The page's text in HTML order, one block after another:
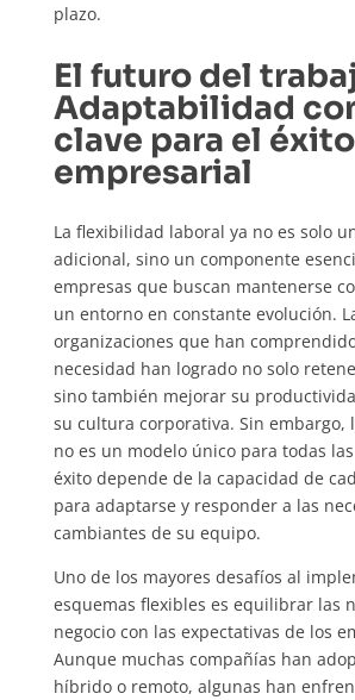
plazo.
El futuro del
Adaptabilidad
clave para el éxito
empresarial
La flexibilidad laboral ya no es solo
adicional, sino un componente
empresas que buscan mantenerse
un entorno en constante evolución.
organizaciones que han
necesidad han logrado no solo
sino también mejorar su
su cultura corporativa. Sin embargo,
no es un modelo único para todas
éxito depende de la capacidad de
para adaptarse y responder a las
cambiantes de su equipo.
Uno de los mayores desafíos al
esquemas flexibles es equilibrar las
negocio con las expectativas de los
Aunque muchas compañías han
híbrido o remoto, algunas han